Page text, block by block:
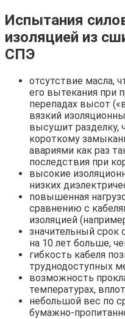
Испытания
изоляцией из
СПЭ
отсутствие масла,
его вытекания при
перепадах высот
вязкий
высушит разделку,
короткому
авариями как раз
последствия при
высокие
низких
повышенная
сравнению с
изоляцией
значительный срок
на 10 лет больше,
гибкость кабеля
труднодоступных
возможность
температурах,
небольшой вес по
бумажно-